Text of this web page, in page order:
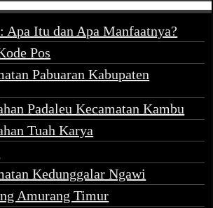
Apa Itu dan Apa Manfaatnya?
Pos
Pabuaran Kabupaten
Padaleu Kecamatan Kambu
Tuah Karya
Kedunggalar Ngawi
Amurang Timur